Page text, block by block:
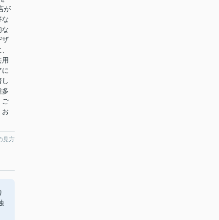
が
な
な
ザ
多
ご
お
見方